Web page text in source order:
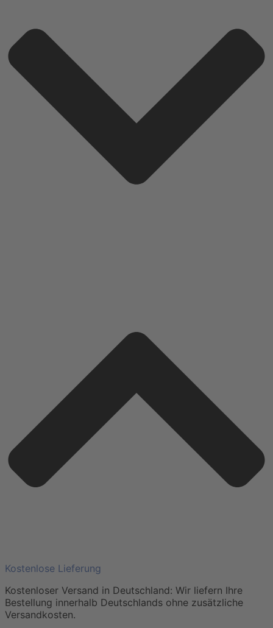
Kostenlose Lieferung
Kostenloser Versand in Deutschland: Wir liefern Ihre
Bestellung innerhalb Deutschlands ohne zusätzliche
Versandkosten.